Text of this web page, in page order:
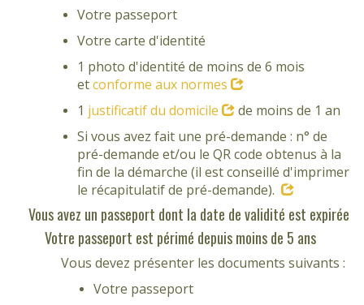
Votre passeport
Votre carte d'identité
1 photo d'identité de moins de 6 mois
etconforme aux normes
1 justificatif du domicile
de moins de 1 an
Si vous avez fait une pré-demande : n° de
pré-demande et/ou le QR code obtenus à la
fin de la démarche (il est conseillé d'imprimer
le récapitulatif de pré-demande).
Vous avez un passeport dont la date de validité est expirée
Votre passeport est périmé depuis moins de 5 ans
Vous devez présenter les documents suivants :
Votre passeport